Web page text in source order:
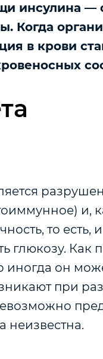
инсулина —
Когда
в крови
и,
то
глюкозу. Как
иногда он
при
неизвестна.